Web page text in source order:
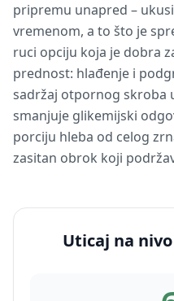
pripremu unapred –
vremenom, a to što je
ruci opciju koja je dobra
prednost: hlađenje i
sadržaj otpornog skroba
smanjuje glikemijski
porciju hleba od celog
zasitan obrok koji
Uticaj na